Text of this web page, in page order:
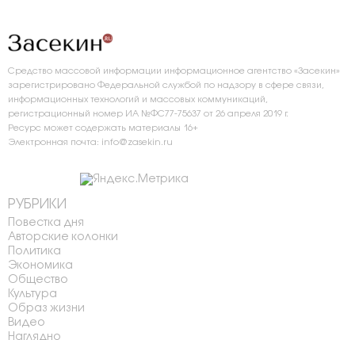
Средство массовой информации информационное агентство «Засекин»
зарегистрировано Федеральной службой по надзору в сфере связи,
информационных технологий и массовых коммуникаций,
регистрационный номер ИА №ФС77-75637 от 26 апреля 2019 г.
Ресурс может содержать материалы 16+
Электронная почта: info@zasekin.ru
РУБРИКИ
Повестка дня
Авторские колонки
Политика
Экономика
Общество
Культура
Образ жизни
Видео
Наглядно